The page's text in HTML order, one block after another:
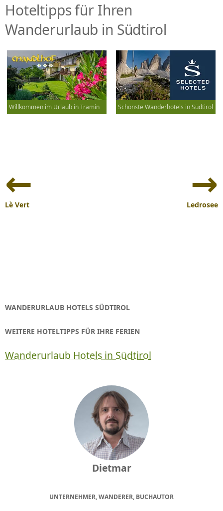
Hoteltipps für Ihren
Wanderurlaub in Südtirol
Willkommen im Urlaub in Tramin Schönste Wanderhotels in Südtirol
Navigation
Lè Vert Ledrosee
WANDERURLAUB HOTELS SÜDTIROL
WEITERE HOTELTIPPS FÜR IHRE FERIEN
Wanderurlaub Hotels in Südtirol
Dietmar
UNTERNEHMER, WANDERER, BUCHAUTOR